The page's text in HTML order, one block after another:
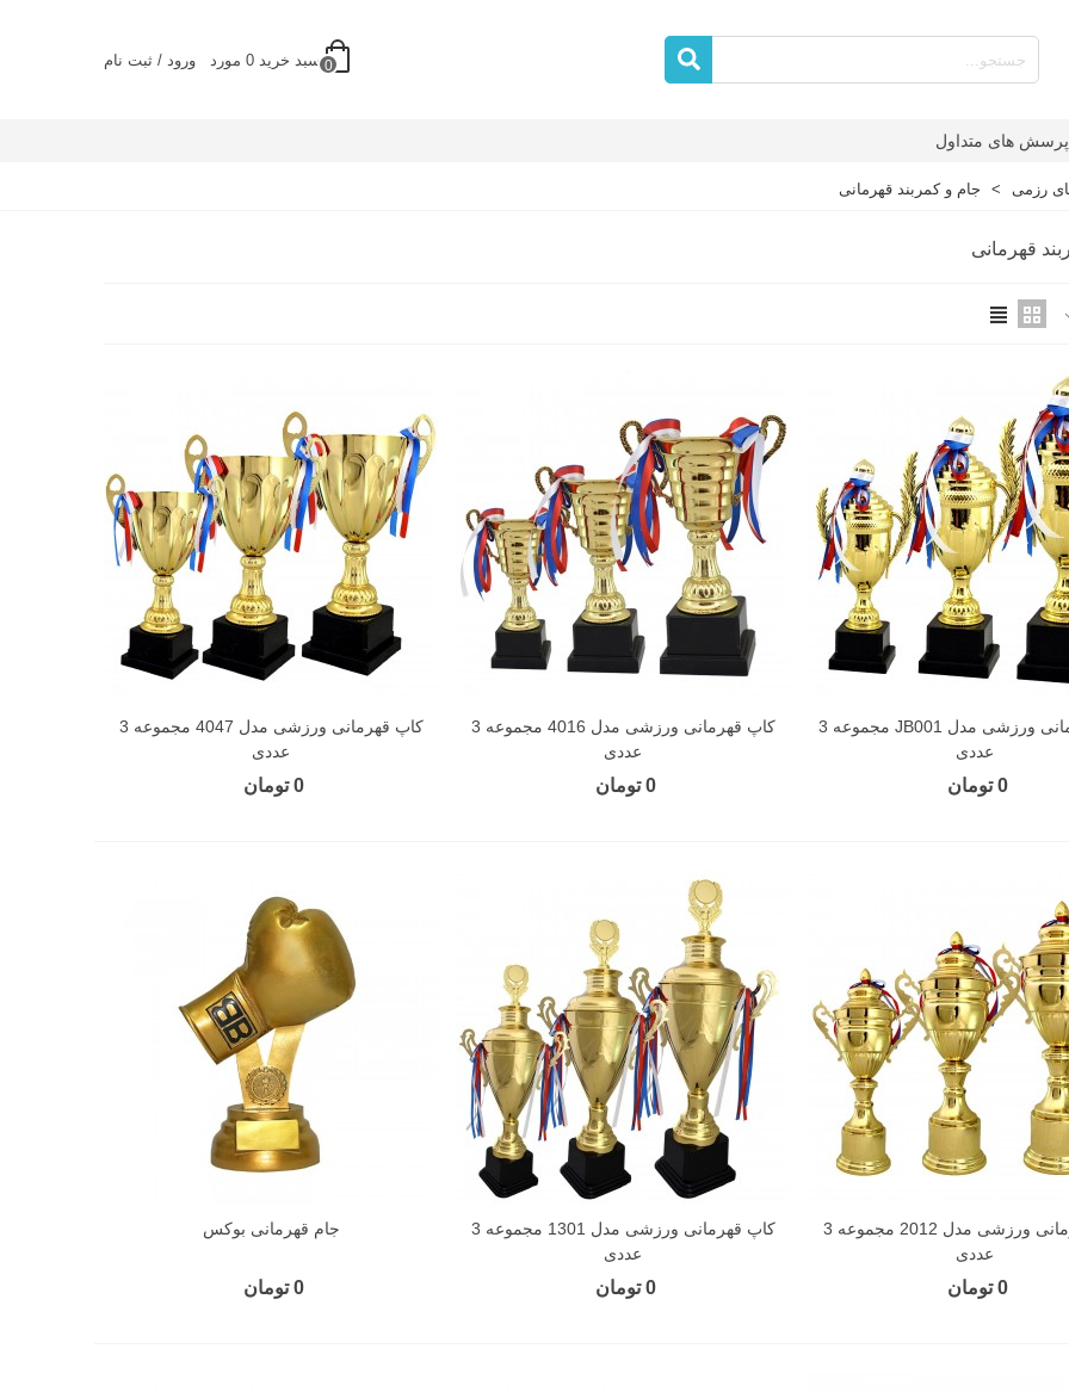
0 سبد خرید 0 مورد ورود / ثبت نام
پرسش های متداول
رزمی > جام و کمربند قهرمانی
قهرمانی
کاپ قهرمانی ورزشی مدل JB001 مجموعه 3
عددی
0 تومان
کاپ قهرمانی ورزشی مدل 4016 مجموعه 3
عددی
0 تومان
کاپ قهرمانی ورزشی مدل 4047 مجموعه 3
عددی
0 تومان
کاپ قهرمانی ورزشی مدل 2012 مجموعه 3
عددی
0 تومان
کاپ قهرمانی ورزشی مدل 1301 مجموعه 3
عددی
0 تومان
جام قهرمانی بوکس
0 تومان